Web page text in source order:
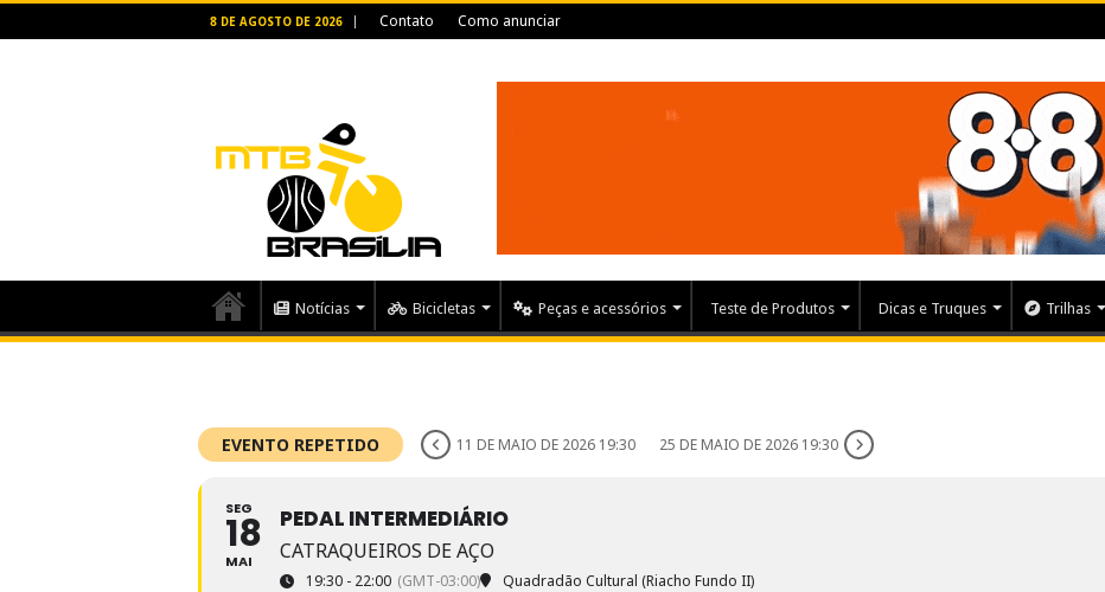
8 DE AGOSTO DE 2026 Contato Como anunciar
Notícias Bicicletas Peças e acessórios Teste de Produtos Dicas e Truques Trilhas
EVENTO REPETIDO 11 DE MAIO DE 2026 19:30 25 DE MAIO DE 2026 19:30
SEG
18
MAI
PEDAL INTERMEDIÁRIO
CATRAQUEIROS DE AÇO
19:30 - 22:00 (GMT-03:00)
Quadradão Cultural (Riacho Fundo II)